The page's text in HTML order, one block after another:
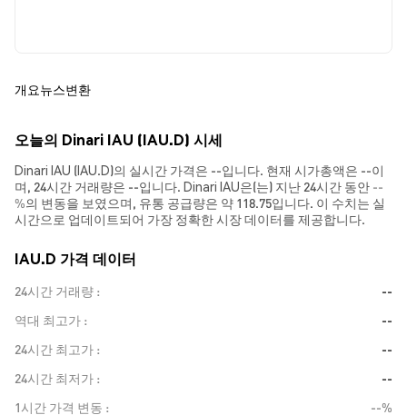
개요뉴스변환
오늘의 Dinari IAU (IAU.D) 시세
Dinari IAU (IAU.D)의 실시간 가격은 --입니다. 현재 시가총액은 --이
며, 24시간 거래량은 --입니다. Dinari IAU은(는) 지난 24시간 동안 --
%의 변동을 보였으며, 유통 공급량은 약 118.75입니다. 이 수치는 실
시간으로 업데이트되어 가장 정확한 시장 데이터를 제공합니다.
IAU.D 가격 데이터
24시간 거래량
--
역대 최고가
--
24시간 최고가
--
24시간 최저가
--
1시간 가격 변동
--%